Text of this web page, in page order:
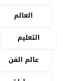
العالم
التعليم
عالم الفن